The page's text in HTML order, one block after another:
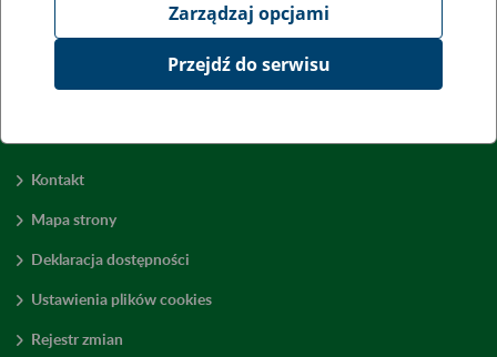
Wyświetl wszystkie
Kontakt
Mapa strony
Deklaracja dostępności
Ustawienia plików cookies
Rejestr zmian
Zarządzaj opcjami
Przejdź do serwisu